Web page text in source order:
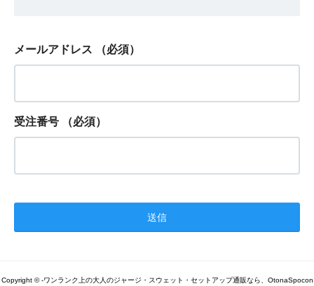
メールアドレス （必須）
受注番号 （必須）
Copyright © -ワンランク上の大人のジャージ・スウェット・セットアップ通販なら、OtonaSpocon